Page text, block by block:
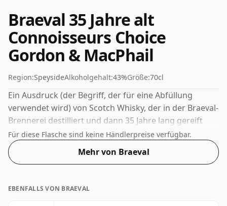
Braeval 35 Jahre alt
Connoisseurs Choice
Gordon & MacPhail
Region:SpeysideAlkoholgehalt:43%Größe:70cl
Ein Ausdruck (der Begriff, der für eine Abfüllung
verwendet wird) von Scotch Whisky, der in der Braeval-
Brennerei destilliert und dann 35 Jahre lang gereift
wird. Abgefüllt mit der immer beliebter werdenden
Stärke von 43 %, was einem respektablen
Alkoholgehalt entspricht.
Für diese Flasche sind keine Händlerpreise verfügbar.
Mehr von Braeval
EBENFALLS VON BRAEVAL